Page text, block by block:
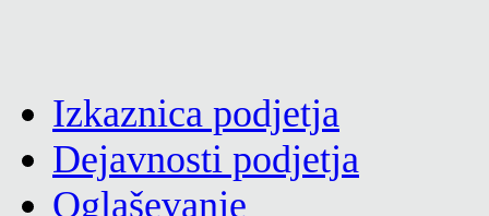
Izkaznica podjetja
Dejavnosti podjetja
Oglaševanje